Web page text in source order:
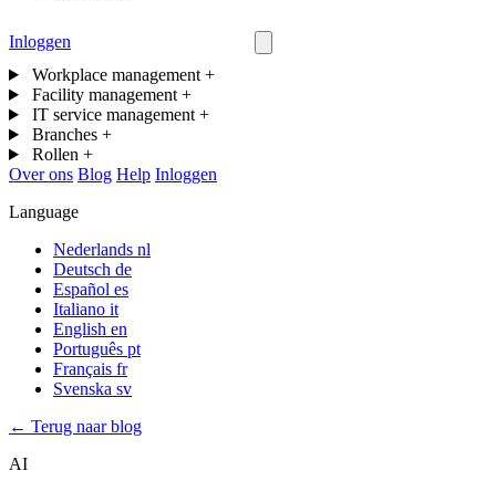
Inloggen
Workplace management +
Facility management +
IT service management +
Branches +
Rollen +
Over ons Blog Help Inloggen
Language
Nederlands nl
Deutsch de
Español es
Italiano it
English en
Português pt
Français fr
Svenska sv
← Terug naar blog
AI